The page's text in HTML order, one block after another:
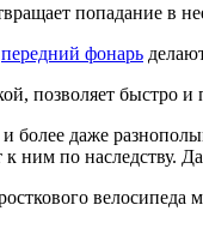
попадание в
передний фонарь
позволяет быстро
более даже
к ним по наследству.
велосипеда